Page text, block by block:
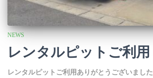
NEWS
レンタルピットご利用
レンタルピットご利用ありがとうございました